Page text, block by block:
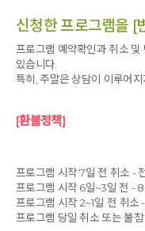
‘당연하지. 나라고 왜 고
‘아니 아빠가 생각하기
고민이 뭔데?’
‘그건 아빠한테 얘기 못하
난 고민을 들어줄 정도
캠프가 시작되고, 긴장되
갖고, 분위기 전환을 위해
눈빛을 볼 수 있었다. 다
몸이 말하고 있는 독백은
순간 만큼은 조금만 아빠
터져나오는 어색하지만 최
신청한 프로그램을 [
프로그램 예약확인과 취소
있습니다.
특히, 주말은 상담이 이루어
[환불정책]
프로그램 시작 7일 전 취소 -
프로그램 시작 6일~3일 전 -
프로그램 시작 2~1일 전 취소
프로그램 당일 취소 또는 불